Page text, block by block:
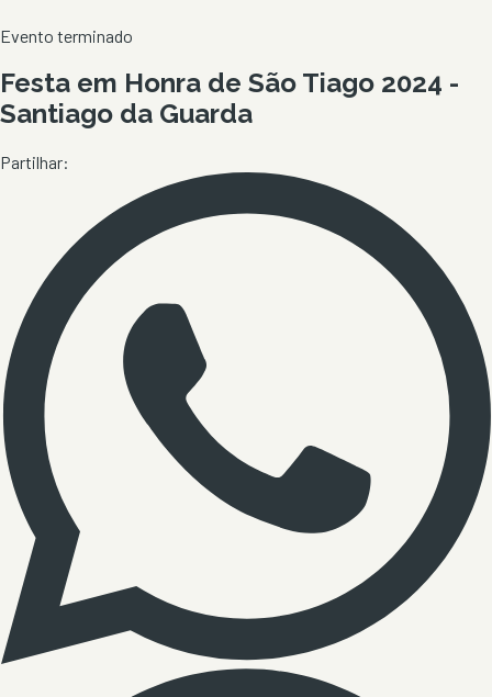
Evento terminado
Festa em Honra de São Tiago 2024 -
Santiago da Guarda
Partilhar: